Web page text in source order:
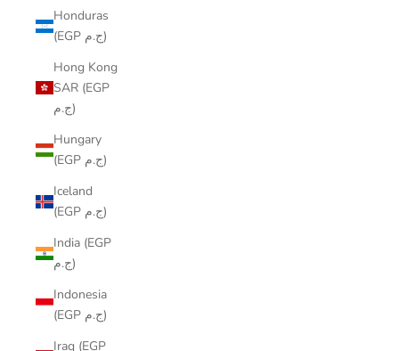
Honduras
(EGP ج.م)
Hong Kong
SAR (EGP
ج.م)
Hungary
(EGP ج.م)
Iceland
(EGP ج.م)
India (EGP
ج.م)
Indonesia
(EGP ج.م)
Iraq (EGP